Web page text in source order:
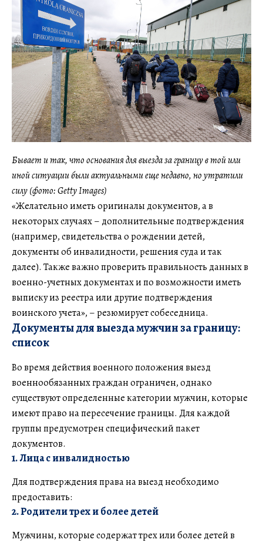
Бывает и так, что основания для выезда за границу в той или
иной ситуации были актуальными еще недавно, но утратили
силу (фото: Getty Images)
«Желательно иметь оригиналы документов, а в
некоторых случаях – дополнительные подтверждения
(например, свидетельства о рождении детей,
документы об инвалидности, решения суда и так
далее). Также важно проверить правильность данных в
военно-учетных документах и по возможности иметь
выписку из реестра или другие подтверждения
воинского учета», – резюмирует собеседница.
Документы для выезда мужчин за границу:
список
Во время действия военного положения выезд
военнообязанных граждан ограничен, однако
существуют определенные категории мужчин, которые
имеют право на пересечение границы. Для каждой
группы предусмотрен специфический пакет
документов.
1. Лица с инвалидностью
Для подтверждения права на выезд необходимо
предоставить:
2. Родители трех и более детей
Мужчины, которые содержат трех или более детей в